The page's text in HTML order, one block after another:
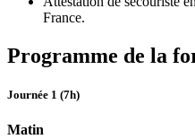
France.
Programme de la
Journée 1 (7h)
Matin